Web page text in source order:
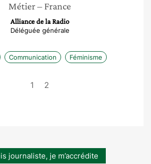
Métier– France
Alliance de la Radio
Déléguée générale
Communication Féminisme
1 2
journaliste, je m’accrédite